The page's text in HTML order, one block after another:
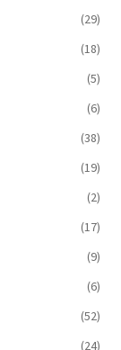
(29)
(18)
(5)
(6)
(38)
(19)
(2)
(17)
(9)
(6)
(52)
(24)